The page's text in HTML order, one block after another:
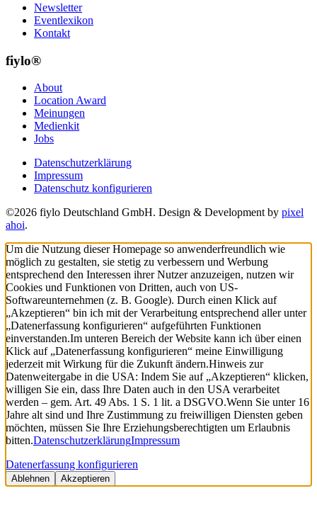
Newsletter
Eventlexikon
Kontakt
fiylo®
About
Location Award
Meinungen
Medienkit
Jobs
Datenschutzerklärung
Impressum
Datenschutz konfigurieren
©2026 fiylo Deutschland GmbH. Design & Development by pixel
ahoi.
Um die Nutzung dieser Homepage so anwenderfreundlich wie
möglich zu gestalten, sie stetig zu verbessern und Werbung
entsprechend den Interessen ihrer Nutzer anzuzeigen, nutzen wir
Cookies und Funktionen von Dritten, auch von US-
Softwareunternehmen (z. B. Google). Durch einen Klick auf
„Akzeptieren“ bin ich mit der Verarbeitung entsprechend aller unter
„Datenerfassung konfigurieren“ aufgeführten Funktionen
einverstanden.Im unteren Bereich der Website kann ich über einen
Klick auf „Datenerfassung konfigurieren“ meine Einwilligung
jederzeit mit Wirkung für die Zukunft ändern.Hinweis zur
Datenweitergabe in die USA: Indem Sie auf „Akzeptieren“ klicken,
willigen Sie ein, dass Ihre Daten auch in den USA verarbeitet
werden – gem. Art. 49 Abs. 1 S. 1 lit. a DSGVO.Wenn Sie unter 16
Jahre alt sind und Ihre Zustimmung zu freiwilligen Diensten geben
möchten, müssen Sie Ihre Erziehungsberechtigten um Erlaubnis
bitten.DatenschutzerklärungImpressum
Datenerfassung konfigurieren
Ablehnen Akzeptieren